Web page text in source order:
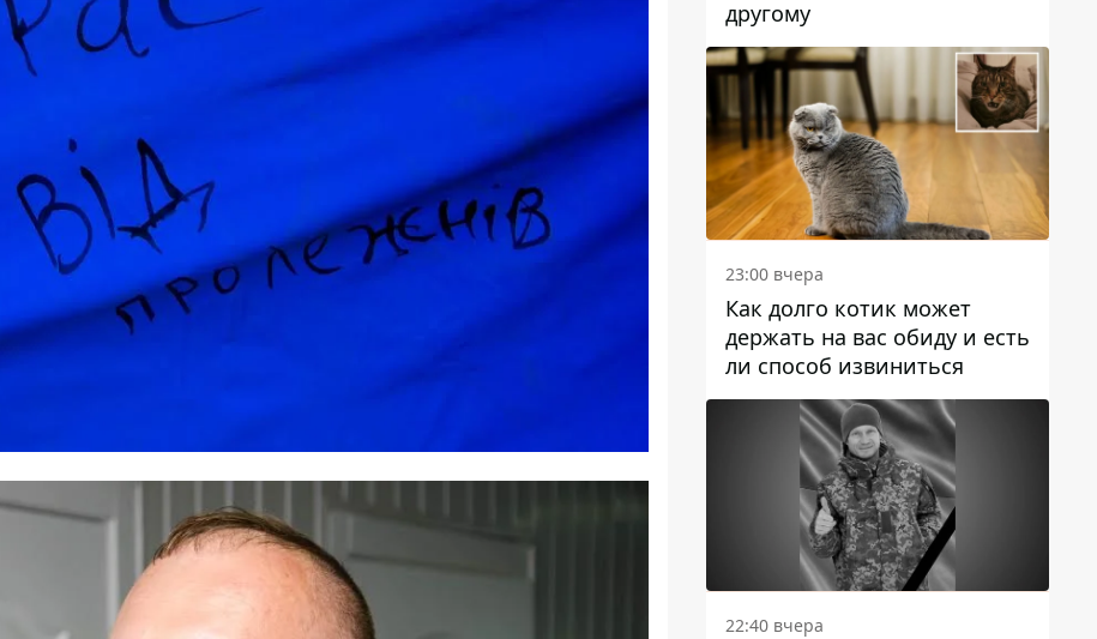
другому
23:00 вчера
Как долго котик может
держать на вас обиду и есть
ли способ извиниться
22:40 вчера